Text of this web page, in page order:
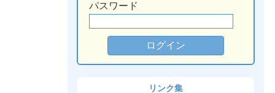
パスワード
リンク集